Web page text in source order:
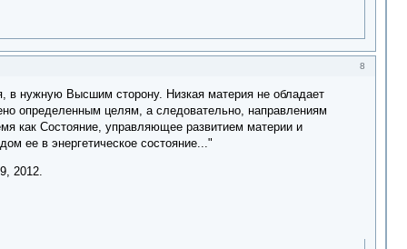
8
в нужную Высшим сторону. Низкая материя не обладает
определенным целям, а следовательно, направлениям
как Состояние, управляющее развитием материи и
ее в энергетическое состояние..."
2012.